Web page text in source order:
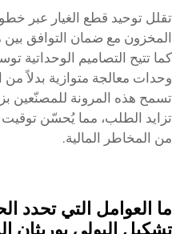
تقلل توحيد قطع الغيار عبر
المخزون مع ضمان التوافق بين
كما تتيح التصاميم الوحداتية
وحدات معالجة متوازية بدلاً من
تسمح هذه المرونة للمصنّعين
تزايد الطلب، مما يُحسّن توقيت
من المخاطر المالية.
ما العوامل التي تحدد